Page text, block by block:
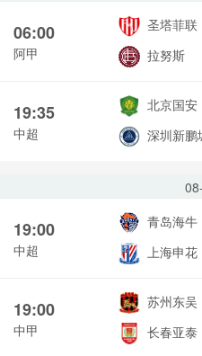
06:00
阿甲
圣塔菲联
拉努斯
19:35
中超
北京国安
深圳新鹏
19:00
中超
青岛海牛
上海申花
19:00
中甲
苏州东吴
长春亚泰